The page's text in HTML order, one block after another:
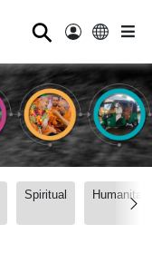
⚲
Spiritual